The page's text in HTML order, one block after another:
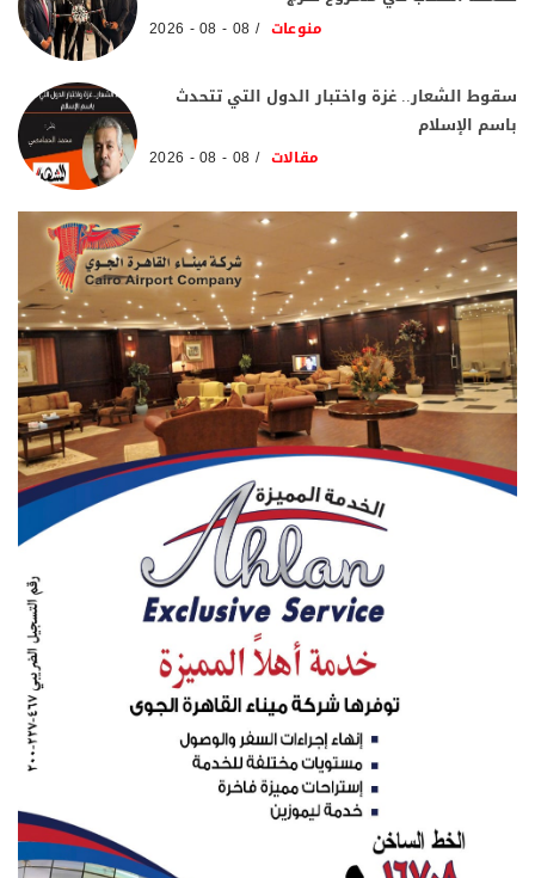
منوعات 08 - 08 - 2026
سقوط الشعار.. غزة واختبار الدول التي تتحدث
باسم الإسلام
مقالات 08 - 08 - 2026